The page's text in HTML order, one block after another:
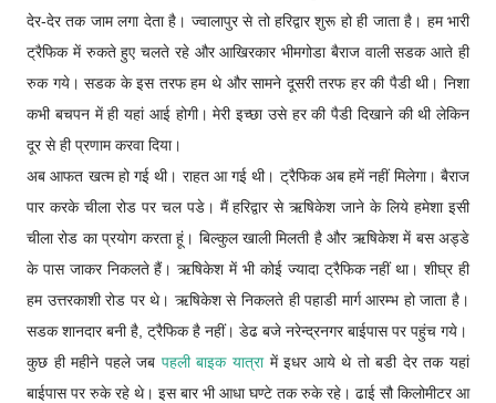
देर-देर तक जाम लगा देता है। ज्वालापुर से तो हरिद्वार शुरू हो ही जाता है। हम भारी
ट्रैफिक में रुकते हुए चलते रहे और आखिरकार भीमगोडा बैराज वाली सडक आते ही
रुक गये। सडक के इस तरफ हम थे और सामने दूसरी तरफ हर की पैडी थी। निशा
कभी बचपन में ही यहां आई होगी। मेरी इच्छा उसे हर की पैडी दिखाने की थी लेकिन
दूर से ही प्रणाम करवा दिया।
अब आफत खत्म हो गई थी। राहत आ गई थी। ट्रैफिक अब हमें नहीं मिलेगा। बैराज
पार करके चीला रोड पर चल पडे। मैं हरिद्वार से ऋषिकेश जाने के लिये हमेशा इसी
चीला रोड का प्रयोग करता हूं। बिल्कुल खाली मिलती है और ऋषिकेश में बस अड्डे
के पास जाकर निकलते हैं। ऋषिकेश में भी कोई ज्यादा ट्रैफिक नहीं था। शीघ्र ही
हम उत्तरकाशी रोड पर थे। ऋषिकेश से निकलते ही पहाडी मार्ग आरम्भ हो जाता है।
सडक शानदार बनी है, ट्रैफिक है नहीं। डेढ बजे नरेन्द्रनगर बाईपास पर पहुंच गये।
कुछ ही महीने पहले जब पहली बाइक यात्रामें इधर आये थे तो बडी देर तक यहां
बाईपास पर रुके रहे थे। इस बार भी आधा घण्टे तक रुके रहे। ढाई सौ किलोमीटर आ